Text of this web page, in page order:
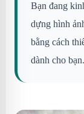
Bạn đang
dựng hình
bằng cách
dành cho bạn.